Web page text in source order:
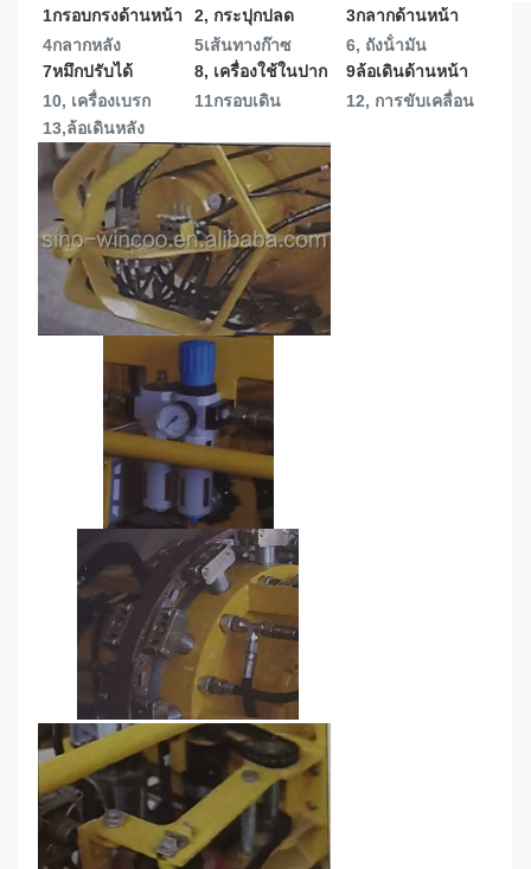
1กรอบกรงด้านหน้า
4กลากหลัง
2, กระปุกปลด
5เส้นทางก๊าซ
3กลากด้านหน้า
6, ถังน้ํามัน
7หมึกปรับได้
10, เครื่องเบรก
13,ล้อเดินหลัง
8, เครื่องใช้ในปาก
11กรอบเดิน
9ล้อเดินด้านหน้า
12, การขับเคลื่อน